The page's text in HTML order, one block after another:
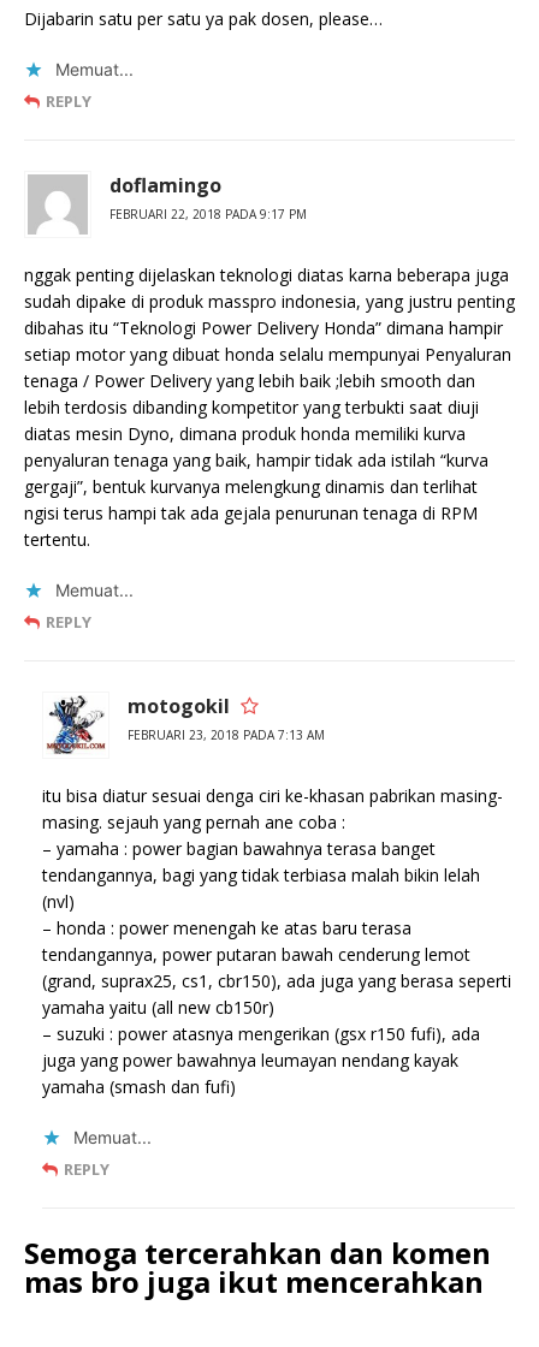
Dijabarin satu per satu ya pak dosen, please…
Memuat...
REPLY
doflamingo
FEBRUARI 22, 2018 PADA 9:17 PM
nggak penting dijelaskan teknologi diatas karna beberapa juga
sudah dipake di produk masspro indonesia, yang justru penting
dibahas itu “Teknologi Power Delivery Honda” dimana hampir
setiap motor yang dibuat honda selalu mempunyai Penyaluran
tenaga / Power Delivery yang lebih baik ;lebih smooth dan
lebih terdosis dibanding kompetitor yang terbukti saat diuji
diatas mesin Dyno, dimana produk honda memiliki kurva
penyaluran tenaga yang baik, hampir tidak ada istilah “kurva
gergaji”, bentuk kurvanya melengkung dinamis dan terlihat
ngisi terus hampi tak ada gejala penurunan tenaga di RPM
tertentu.
Memuat...
REPLY
motogokil
FEBRUARI 23, 2018 PADA 7:13 AM
itu bisa diatur sesuai denga ciri ke-khasan pabrikan masing-
masing. sejauh yang pernah ane coba :
– yamaha : power bagian bawahnya terasa banget
tendangannya, bagi yang tidak terbiasa malah bikin lelah
(nvl)
– honda : power menengah ke atas baru terasa
tendangannya, power putaran bawah cenderung lemot
(grand, suprax25, cs1, cbr150), ada juga yang berasa seperti
yamaha yaitu (all new cb150r)
– suzuki : power atasnya mengerikan (gsx r150 fufi), ada
juga yang power bawahnya leumayan nendang kayak
yamaha (smash dan fufi)
Memuat...
REPLY
Semoga tercerahkan dan komen
mas bro juga ikut mencerahkan